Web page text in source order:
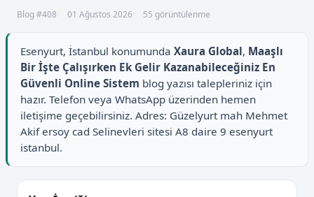
Blog #408 01 Ağustos 2026 55 görüntülenme
Esenyurt, İstanbul konumunda Xaura Global, Maaşlı
Bir İşte Çalışırken Ek Gelir Kazanabileceğiniz En
Güvenli Online Sistem blog yazısı talepleriniz için
hazır. Telefon veya WhatsApp üzerinden hemen
iletişime geçebilirsiniz. Adres: Güzelyurt mah Mehmet
Akif ersoy cad Selinevleri sitesi A8 daire 9 esenyurt
istanbul.